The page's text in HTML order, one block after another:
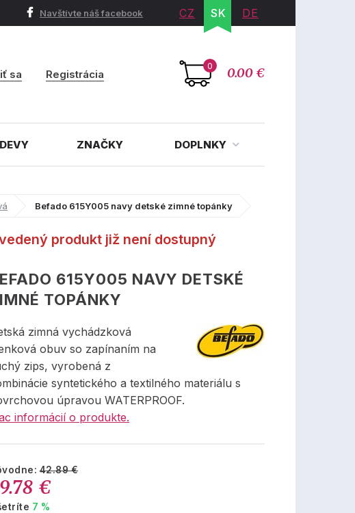
Navštívte náš facebook CZ SK DE
0 0.00 €
sa Registrácia
ZNAČKY DOPLNKY
Befado 615Y005 navy detské zimné topánky
produkt již není dostupný
615Y005 NAVY DETSKÉ
TOPÁNKY
zimná vychádzková
obuv so zapínaním na
zips, vyrobená z
syntetického a textilného materiálu s
úpravou WATERPROOF.
informácií o produkte.
42.89 €
€
7 %